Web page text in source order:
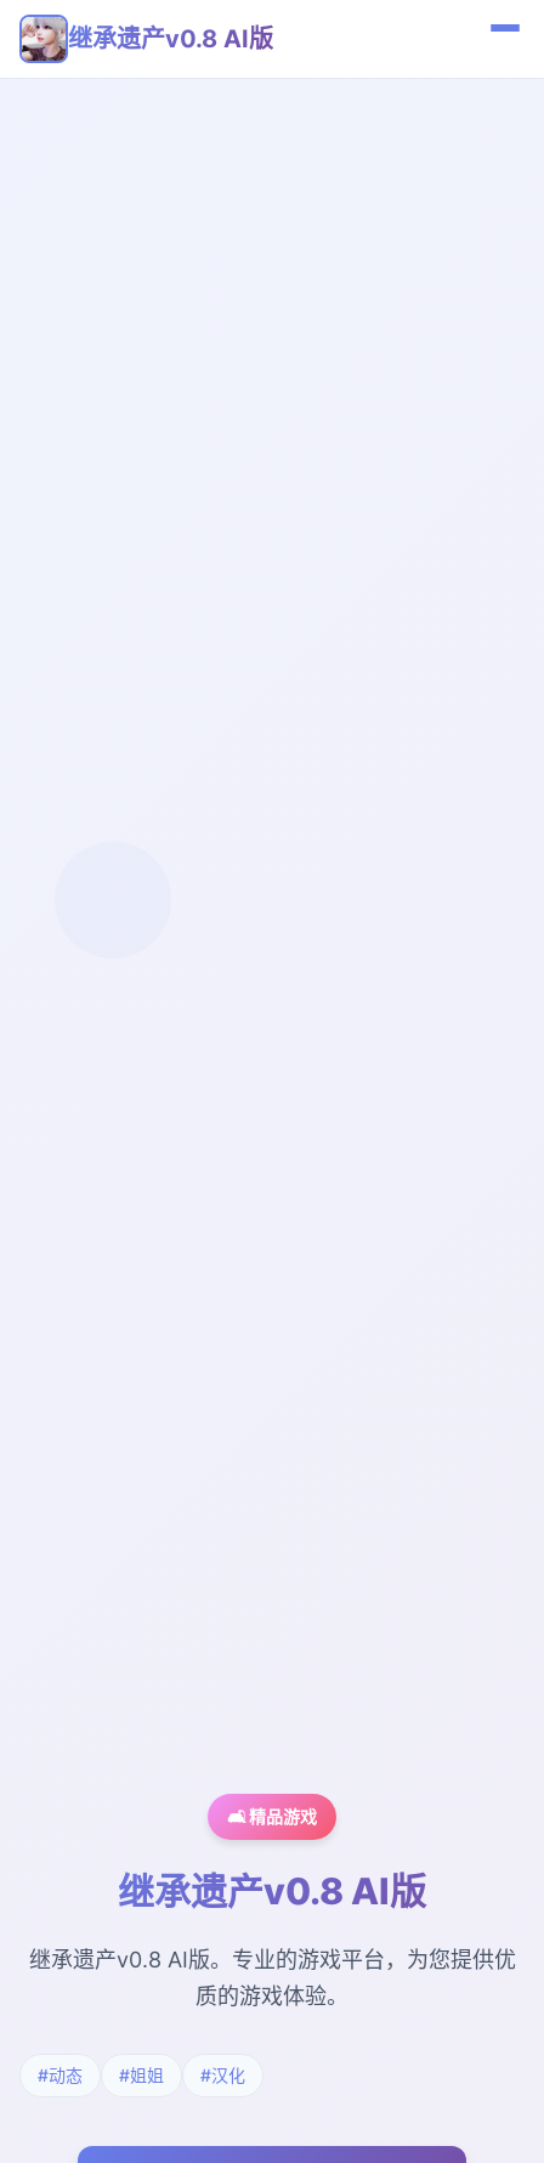
继承遗产v0.8 AI版
🛋️ 精品游戏
继承遗产v0.8 AI版
继承遗产v0.8 AI版。专业的游戏平台，为您提供优
质的游戏体验。
#动态 #姐姐 #汉化